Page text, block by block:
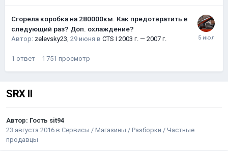
Сгорела коробка на 280000км. Как предотвратить в
следующий раз? Доп. охлаждение?
Автор: zelevsky23, 29 июня в CTS I 2003 г. — 2007 г.
1 ответ 1 751 просмотр
SRX II
Автор: Гость sit94
23 августа 2016 в Сервисы / Магазины / Разборки / Частные
продавцы